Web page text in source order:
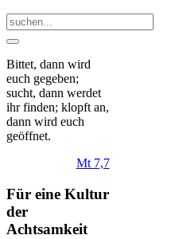
Bittet, dann wird
euch gegeben;
sucht, dann werdet
ihr finden; klopft an,
dann wird euch
geöffnet.
Mt 7,7
Für eine Kultur
der
Achtsamkeit